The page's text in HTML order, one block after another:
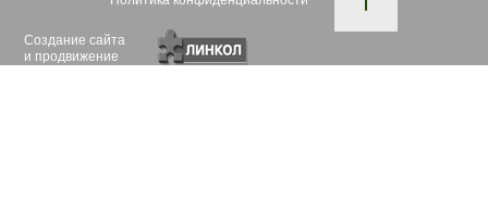
Создание сайта
и продвижение